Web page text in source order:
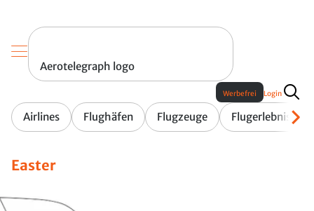
Aerotelegraph logo
Airlines Flughäfen Flugzeuge Flugerlebnis
Werbefrei Login
Easter